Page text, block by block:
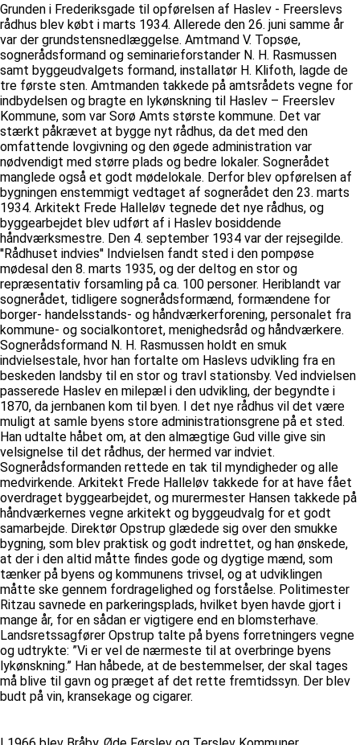
Grunden i Frederiksgade til opførelsen af Haslev - Freerslevs
rådhus blev købt i marts 1934. Allerede den 26. juni samme år
var der grundstensnedlæggelse. Amtmand V. Topsøe,
sognerådsformand og seminarieforstander N. H. Rasmussen
samt byggeudvalgets formand, installatør H. Klifoth, lagde de
tre første sten. Amtmanden takkede på amtsrådets vegne for
indbydelsen og bragte en lykønskning til Haslev – Freerslev
Kommune, som var Sorø Amts største kommune. Det var
stærkt påkrævet at bygge nyt rådhus, da det med den
omfattende lovgivning og den øgede administration var
nødvendigt med større plads og bedre lokaler. Sognerådet
manglede også et godt mødelokale. Derfor blev opførelsen af
bygningen enstemmigt vedtaget af sognerådet den 23. marts
1934. Arkitekt Frede Halleløv tegnede det nye rådhus, og
byggearbejdet blev udført af i Haslev bosiddende
håndværksmestre. Den 4. september 1934 var der rejsegilde.
''Rådhuset indvies'' Indvielsen fandt sted i den pompøse
mødesal den 8. marts 1935, og der deltog en stor og
repræsentativ forsamling på ca. 100 personer. Heriblandt var
sognerådet, tidligere sognerådsformænd, formændene for
borger- handelsstands- og håndværkerforening, personalet fra
kommune- og socialkontoret, menighedsråd og håndværkere.
Sognerådsformand N. H. Rasmussen holdt en smuk
indvielsestale, hvor han fortalte om Haslevs udvikling fra en
beskeden landsby til en stor og travl stationsby. Ved indvielsen
passerede Haslev en milepæl i den udvikling, der begyndte i
1870, da jernbanen kom til byen. I det nye rådhus vil det være
muligt at samle byens store administrationsgrene på et sted.
Han udtalte håbet om, at den almægtige Gud ville give sin
velsignelse til det rådhus, der hermed var indviet.
Sognerådsformanden rettede en tak til myndigheder og alle
medvirkende. Arkitekt Frede Halleløv takkede for at have fået
overdraget byggearbejdet, og murermester Hansen takkede på
håndværkernes vegne arkitekt og byggeudvalg for et godt
samarbejde. Direktør Opstrup glædede sig over den smukke
bygning, som blev praktisk og godt indrettet, og han ønskede,
at der i den altid måtte findes gode og dygtige mænd, som
tænker på byens og kommunens trivsel, og at udviklingen
måtte ske gennem fordragelighed og forståelse. Politimester
Ritzau savnede en parkeringsplads, hvilket byen havde gjort i
mange år, for en sådan er vigtigere end en blomsterhave.
Landsretssagfører Opstrup talte på byens forretningers vegne
og udtrykte: ”Vi er vel de nærmeste til at overbringe byens
lykønskning.” Han håbede, at de bestemmelser, der skal tages
må blive til gavn og præget af det rette fremtidssyn. Der blev
budt på vin, kransekage og cigarer.